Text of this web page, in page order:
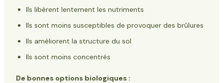
Ils libèrent lentement les nutriments
Ils sont moins susceptibles de provoquer des brûlures
Ils améliorent la structure du sol
Ils sont moins concentrés
De bonnes options biologiques :